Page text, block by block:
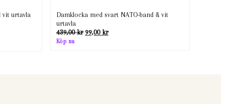
vit urtavla
Damklocka med svart NATO-band & vit
urtavla
439,00kr Det
99,00 krDet
Köp nu